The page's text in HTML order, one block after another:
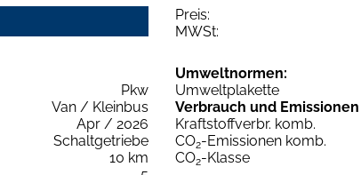
Preis:
MWSt:
Pkw
Van / Kleinbus
Apr / 2026
Schaltgetriebe
10 km
Umweltnormen:
Umweltplakette
Verbrauch und Emissionen
Kraftstoffverbr. komb.
CO2-Emissionen komb.
CO2-Klasse